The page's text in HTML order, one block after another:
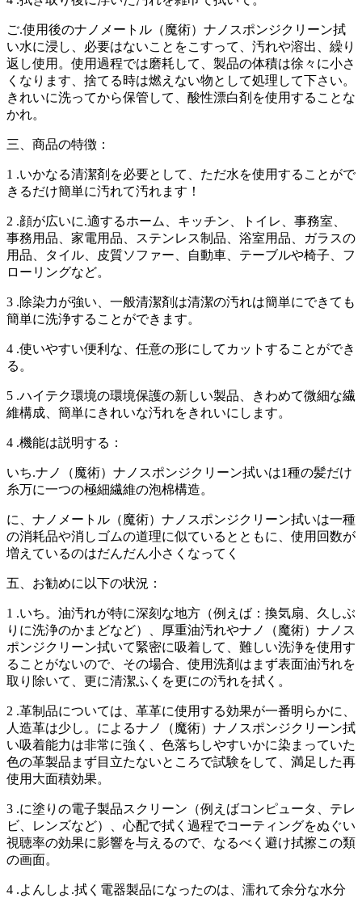
ご.使用後のナノメートル（魔術）ナノスポンジクリーン拭
い水に浸し、必要はないことをこすって、汚れや溶出、繰り
返し使用。使用過程では磨耗して、製品の体積は徐々に小さ
くなります、捨てる時は燃えない物として処理して下さい。
きれいに洗ってから保管して、酸性漂白剤を使用することな
かれ。
三、商品の特徴：
1 .いかなる清潔剤を必要として、ただ水を使用することがで
きるだけ簡単に汚れて汚れます！
2 .顔が広いに.適するホーム、キッチン、トイレ、事務室、
事務用品、家電用品、ステンレス制品、浴室用品、ガラスの
用品、タイル、皮質ソファー、自動車、テーブルや椅子、フ
ローリングなど。
3 .除染力が強い、一般清潔剤は清潔の汚れは簡単にできても
簡単に洗浄することができます。
4 .使いやすい便利な、任意の形にしてカットすることができ
る。
5 .ハイテク環境の環境保護の新しい製品、きわめて微細な繊
維構成、簡単にきれいな汚れをきれいにします。
4 .機能は説明する：
いち.ナノ（魔術）ナノスポンジクリーン拭いは1種の髪だけ
糸万に一つの極細繊維の泡棉構造。
に、ナノメートル（魔術）ナノスポンジクリーン拭いは一種
の消耗品や消しゴムの道理に似ているとともに、使用回数が
増えているのはだんだん小さくなってく
五、お勧めに以下の状況：
1 .いち。油汚れが特に深刻な地方（例えば：換気扇、久しぶ
りに洗浄のかまどなど）、厚重油汚れやナノ（魔術）ナノス
ポンジクリーン拭いて緊密に吸着して、難しい洗浄を使用す
ることがないので、その場合、使用洗剤はまず表面油汚れを
取り除いて、更に清潔ふくを更にの汚れを拭く。
2 .革制品については、革革に使用する効果が一番明らかに、
人造革は少し。によるナノ（魔術）ナノスポンジクリーン拭
い吸着能力は非常に強く、色落ちしやすいかに染まっていた
色の革製品まず目立たないところで試験をして、満足した再
使用大面積効果。
3 .に塗りの電子製品スクリーン（例えばコンピュータ、テレ
ビ、レンズなど）、心配で拭く過程でコーティングをぬぐい
視聴率の効果に影響を与えるので、なるべく避け拭擦この類
の画面。
4 .よんしよ.拭く電器製品になったのは、濡れて余分な水分